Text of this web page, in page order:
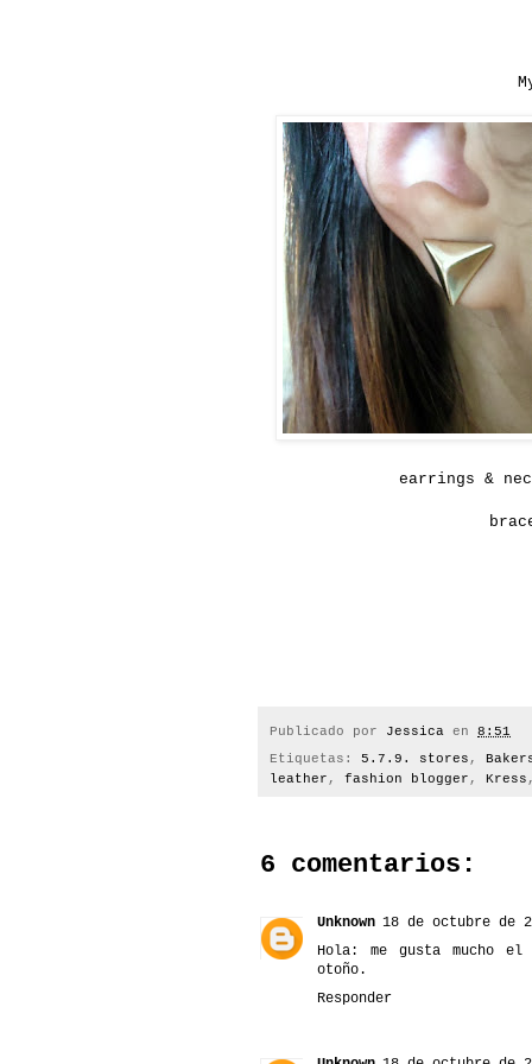
earrings &
Publicado por Jessica en 8:51
Etiquetas: 5.7.9. stores,
leather, fashion blogger, Kress
6 comentarios:
Unknown 18 de octubre de
Hola: me gusta mucho
otoño.
Responder